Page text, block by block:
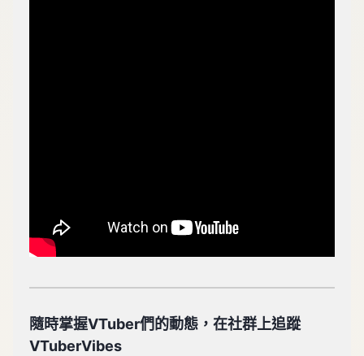
隨時掌握VTuber們的動態，在社群上追蹤
VTuberVibes